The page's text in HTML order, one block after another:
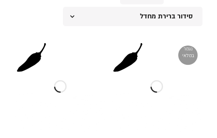
סידור ברירת מחדל
נגמר
במלאי